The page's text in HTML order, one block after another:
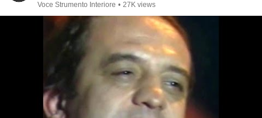
Voce Strumento Interiore • 27K views